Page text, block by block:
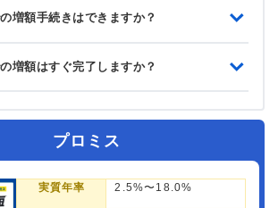
増額手続きはできますか？
増額はすぐ完了しますか？
プロミス
実質年率 2.5%〜18.0%